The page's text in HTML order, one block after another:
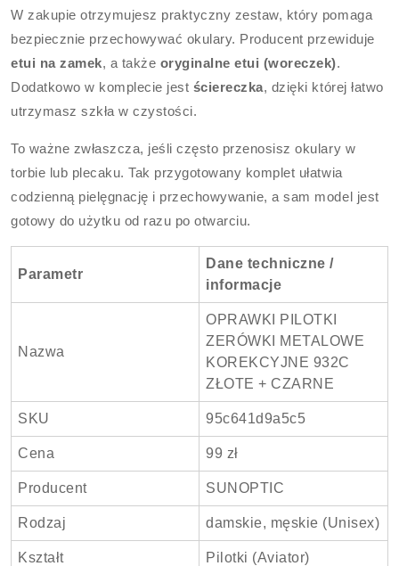
W zakupie otrzymujesz praktyczny zestaw, który pomaga
bezpiecznie przechowywać okulary. Producent przewiduje
etui na zamek, a także oryginalne etui (woreczek).
Dodatkowo w komplecie jest ściereczka, dzięki której łatwo
utrzymasz szkła w czystości.
To ważne zwłaszcza, jeśli często przenosisz okulary w
torbie lub plecaku. Tak przygotowany komplet ułatwia
codzienną pielęgnację i przechowywanie, a sam model jest
gotowy do użytku od razu po otwarciu.
Parametr
Dane techniczne /
informacje
Nazwa
OPRAWKI PILOTKI
ZERÓWKI METALOWE
KOREKCYJNE 932C
ZŁOTE + CZARNE
SKU 95c641d9a5c5
Cena 99 zł
Producent SUNOPTIC
Rodzaj damskie, męskie (Unisex)
Kształt Pilotki (Aviator)